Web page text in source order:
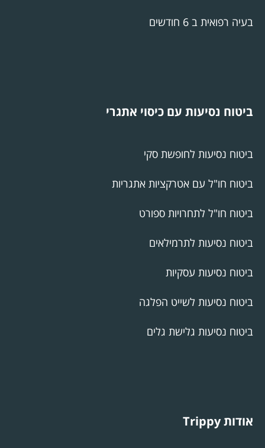
בעיה רפואית ב 6 חודשים
ביטוח נסיעות עם כיסוי אתגרי
ביטוח נסיעות לחופשת סקי
ביטוח חו"ל עם אטרקציות אתגריות
ביטוח חו"ל לתחרויות ספורט
ביטוח נסיעות לתרמילאים
ביטוח נסיעות עסקיות
ביטוח נסיעות לשייט הפלגה
ביטוח נסיעות גלישת גלים
אודות Trippy